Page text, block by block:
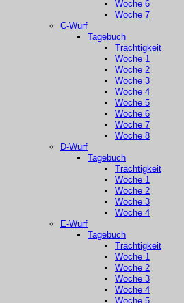
Woche 6
Woche 7
C-Wurf
Tagebuch
Trächtigkeit
Woche 1
Woche 2
Woche 3
Woche 4
Woche 5
Woche 6
Woche 7
Woche 8
D-Wurf
Tagebuch
Trächtigkeit
Woche 1
Woche 2
Woche 3
Woche 4
E-Wurf
Tagebuch
Trächtigkeit
Woche 1
Woche 2
Woche 3
Woche 4
Woche 5